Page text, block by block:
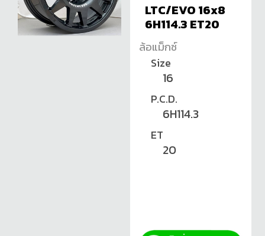
LTC/EVO 16x8
6H114.3 ET20
ล้อแม็กซ์
Size
16
P.C.D.
6H114.3
ET
20